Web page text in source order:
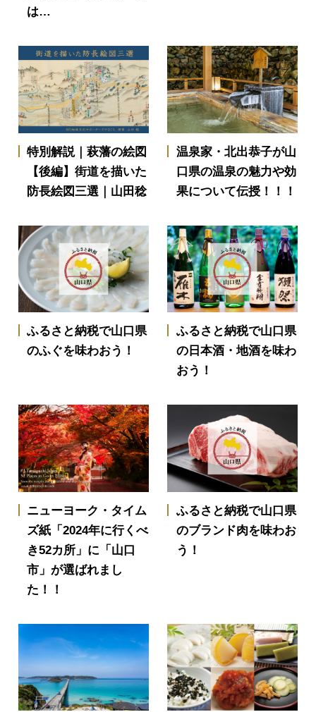
は…
特別解説｜萩藩の絵図
【後編】街道を描いた
防長絵図三選｜山田稔
温泉家・北出恭子が山
口県の温泉の魅力や効
果について伝授！！！
ふるさと納税で山口県
のふぐを味わおう！
ふるさと納税で山口県
の日本酒・地酒を味わ
おう！
ニューヨーク・タイム
ズ紙「2024年に行くべ
き52カ所」に「山口
市」が選ばれまし
た！！
ふるさと納税で山口県
のブランド肉を味わお
う！